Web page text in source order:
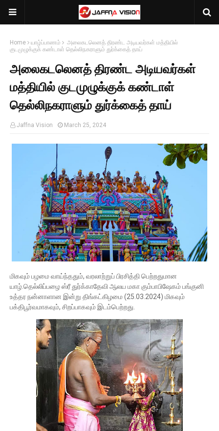
Home யாழ்ப்பாணம்
அலைகடலெனத் திரண்ட அடியவர்கள் மத்தியில்
குடமுழுக்குக் கண்டாள் தெல்லிநகராளும் துர்க்கைத் தாய்
அலைகடலெனத் திரண்ட அடியவர்கள்
மத்தியில் குடமுழுக்குக் கண்டாள்
தெல்லிநகராளும் துர்க்கைத் தாய்
Jaffna Vision March 25, 2024
மிகவும் பழமை வாய்ந்ததும், வரலாற்றுப் பிரசித்தி பெற்றதுமான
யாழ்.தெல்லிப்பழை ஸ்ரீ துர்க்காதேவி ஆலய மகா கும்பாபிஷேகம் பங்குனி
உத்தர நன்னாளான இன்று திங்கட்கிழமை (25.03.2024) மிகவும்
பக்திபூர்வமாகவும், சிறப்பாகவும் இடம்பெற்றது.